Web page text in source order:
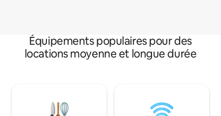
Équipements populaires pour des
locations moyenne et longue durée